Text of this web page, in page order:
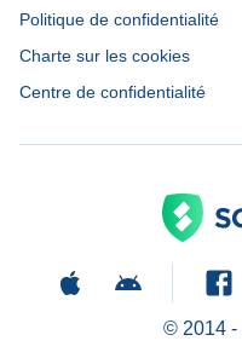
Politique de confidentialité
Charte sur les cookies
Centre de confidentialité
© 2014 -